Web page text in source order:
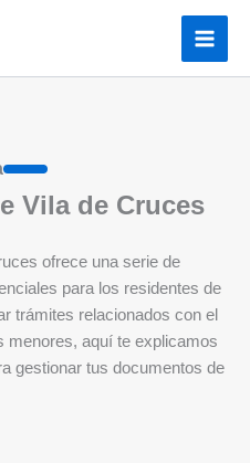
Vila de Cruces
ofrece una serie de
para los residentes de
trámites relacionados con el
menores, aquí te explicamos
gestionar tus documentos de